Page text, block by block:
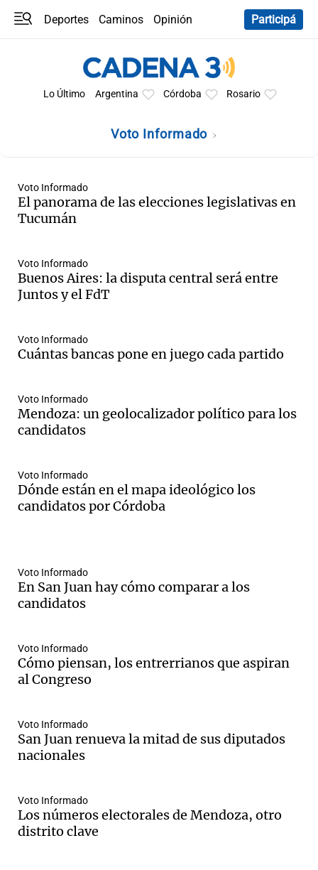
Deportes Caminos
Opinión
Participá
Lo Último Argentina Córdoba Rosario
Voto Informado
Voto Informado
El panorama de las elecciones legislativas en
Tucumán
Voto Informado
Buenos Aires: la disputa central será entre
Juntos y el FdT
Voto Informado
Cuántas bancas pone en juego cada partido
Voto Informado
Mendoza: un geolocalizador político para los
candidatos
Voto Informado
Dónde están en el mapa ideológico los
candidatos por Córdoba
Voto Informado
En San Juan hay cómo comparar a los
candidatos
Voto Informado
Cómo piensan, los entrerrianos que aspiran
al Congreso
Voto Informado
San Juan renueva la mitad de sus diputados
nacionales
Voto Informado
Los números electorales de Mendoza, otro
distrito clave
Mundial 2026
La Sole en
Cadena 3